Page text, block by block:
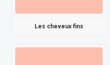
Les cheveux fins